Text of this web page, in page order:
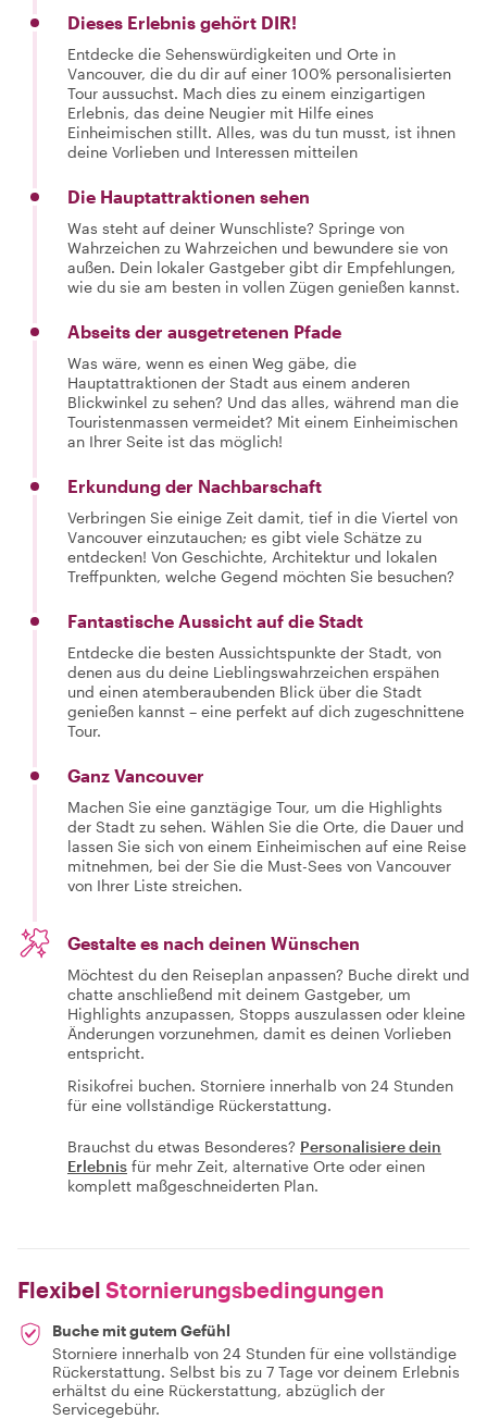
Dieses Erlebnis gehört DIR!
Entdecke die Sehenswürdigkeiten und Orte in
Vancouver, die du dir auf einer 100% personalisierten
Tour aussuchst. Mach dies zu einem einzigartigen
Erlebnis, das deine Neugier mit Hilfe eines
Einheimischen stillt. Alles, was du tun musst, ist ihnen
deine Vorlieben und Interessen mitteilen
Die Hauptattraktionen sehen
Was steht auf deiner Wunschliste? Springe von
Wahrzeichen zu Wahrzeichen und bewundere sie von
außen. Dein lokaler Gastgeber gibt dir Empfehlungen,
wie du sie am besten in vollen Zügen genießen kannst.
Abseits der ausgetretenen Pfade
Was wäre, wenn es einen Weg gäbe, die
Hauptattraktionen der Stadt aus einem anderen
Blickwinkel zu sehen? Und das alles, während man die
Touristenmassen vermeidet? Mit einem Einheimischen
an Ihrer Seite ist das möglich!
Erkundung der Nachbarschaft
Verbringen Sie einige Zeit damit, tief in die Viertel von
Vancouver einzutauchen; es gibt viele Schätze zu
entdecken! Von Geschichte, Architektur und lokalen
Treffpunkten, welche Gegend möchten Sie besuchen?
Fantastische Aussicht auf die Stadt
Entdecke die besten Aussichtspunkte der Stadt, von
denen aus du deine Lieblingswahrzeichen erspähen
und einen atemberaubenden Blick über die Stadt
genießen kannst – eine perfekt auf dich zugeschnittene
Tour.
Ganz Vancouver
Machen Sie eine ganztägige Tour, um die Highlights
der Stadt zu sehen. Wählen Sie die Orte, die Dauer und
lassen Sie sich von einem Einheimischen auf eine Reise
mitnehmen, bei der Sie die Must-Sees von Vancouver
von Ihrer Liste streichen.
Gestalte es nach deinen Wünschen
Möchtest du den Reiseplan anpassen? Buche direkt und
chatte anschließend mit deinem Gastgeber, um
Highlights anzupassen, Stopps auszulassen oder kleine
Änderungen vorzunehmen, damit es deinen Vorlieben
entspricht.
Risikofrei buchen. Storniere innerhalb von 24 Stunden
für eine vollständige Rückerstattung.
Brauchst du etwas Besonderes? Personalisiere dein
Erlebnis für mehr Zeit, alternative Orte oder einen
komplett maßgeschneiderten Plan.
Flexibel Stornierungsbedingungen
Buche mit gutem Gefühl
Storniere innerhalb von 24 Stunden für eine vollständige
Rückerstattung. Selbst bis zu 7 Tage vor deinem Erlebnis
erhältst du eine Rückerstattung, abzüglich der
Servicegebühr.